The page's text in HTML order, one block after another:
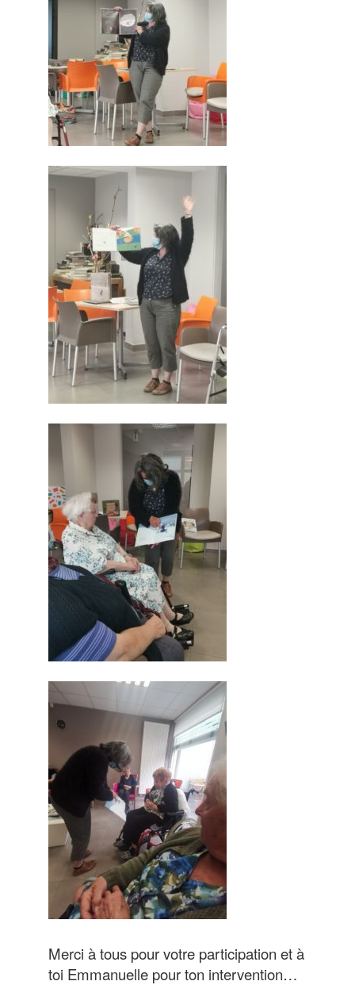
Merci à tous pour votre participation et à
toi Emmanuelle pour ton intervention…